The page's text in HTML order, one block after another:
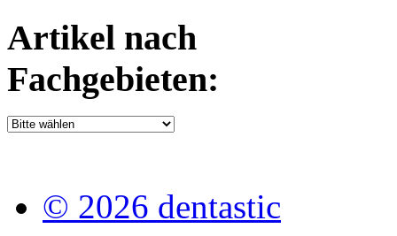
Artikel nach
Fachgebieten:
© 2026 dentastic